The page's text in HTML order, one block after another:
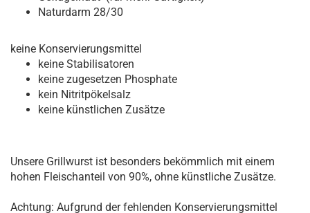
Naturdarm 28/30
keine Konservierungsmittel
keine Stabilisatoren
keine zugesetzen Phosphate
kein Nitritpökelsalz
keine künstlichen Zusätze
Unsere Grillwurst ist besonders bekömmlich mit einem
hohen Fleischanteil von 90%, ohne künstliche Zusätze.
Achtung: Aufgrund der fehlenden Konservierungsmittel